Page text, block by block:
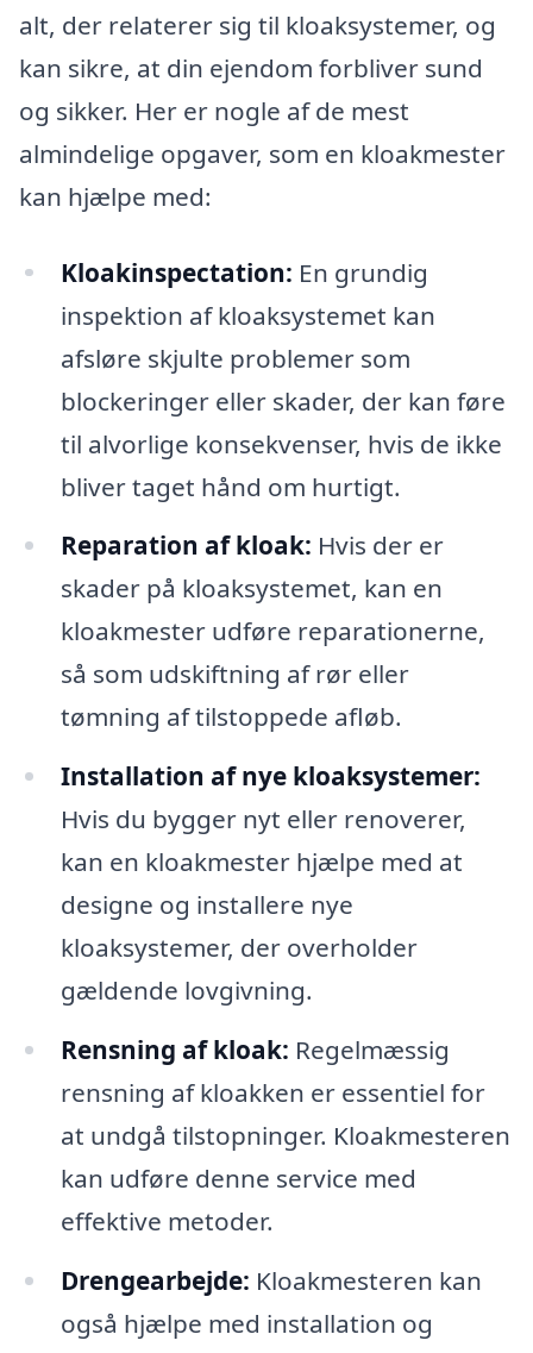
alt, der relaterer sig til kloaksystemer, og
kan sikre, at din ejendom forbliver sund
og sikker. Her er nogle af de mest
almindelige opgaver, som en kloakmester
kan hjælpe med:
Kloakinspectation: En grundig
inspektion af kloaksystemet kan
afsløre skjulte problemer som
blockeringer eller skader, der kan føre
til alvorlige konsekvenser, hvis de ikke
bliver taget hånd om hurtigt.
Reparation af kloak: Hvis der er
skader på kloaksystemet, kan en
kloakmester udføre reparationerne,
så som udskiftning af rør eller
tømning af tilstoppede afløb.
Installation af nye kloaksystemer:
Hvis du bygger nyt eller renoverer,
kan en kloakmester hjælpe med at
designe og installere nye
kloaksystemer, der overholder
gældende lovgivning.
Rensning af kloak: Regelmæssig
rensning af kloakken er essentiel for
at undgå tilstopninger. Kloakmesteren
kan udføre denne service med
effektive metoder.
Drengearbejde: Kloakmesteren kan
også hjælpe med installation og